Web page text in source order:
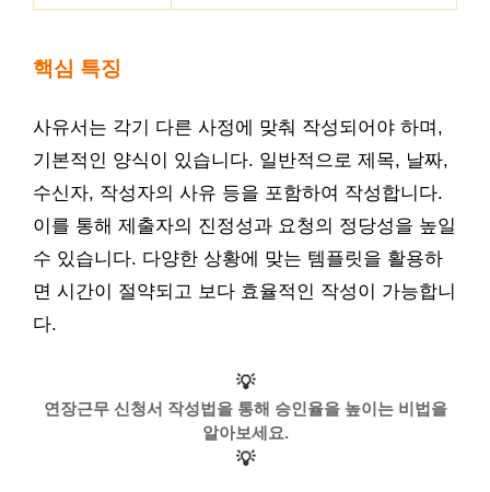
핵심 특징
사유서는 각기 다른 사정에 맞춰 작성되어야 하며,
기본적인 양식이 있습니다. 일반적으로 제목, 날짜,
수신자, 작성자의 사유 등을 포함하여 작성합니다.
이를 통해 제출자의 진정성과 요청의 정당성을 높일
수 있습니다. 다양한 상황에 맞는 템플릿을 활용하
면 시간이 절약되고 보다 효율적인 작성이 가능합니
다.
💡
연장근무 신청서 작성법을 통해 승인율을 높이는 비법을
알아보세요.
💡